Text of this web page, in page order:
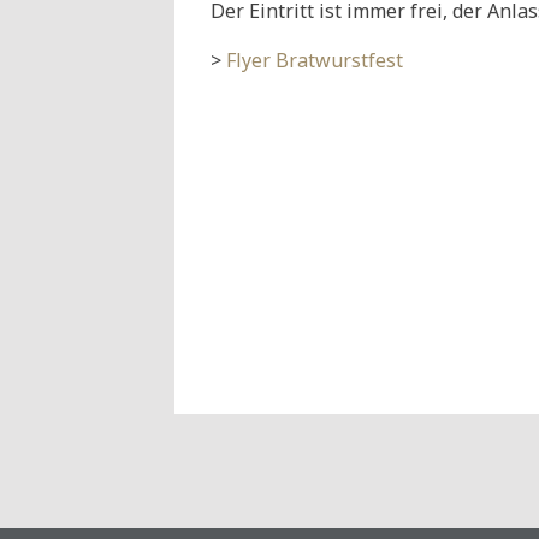
Der Eintritt ist immer frei, der
> Flyer Bratwurstfest